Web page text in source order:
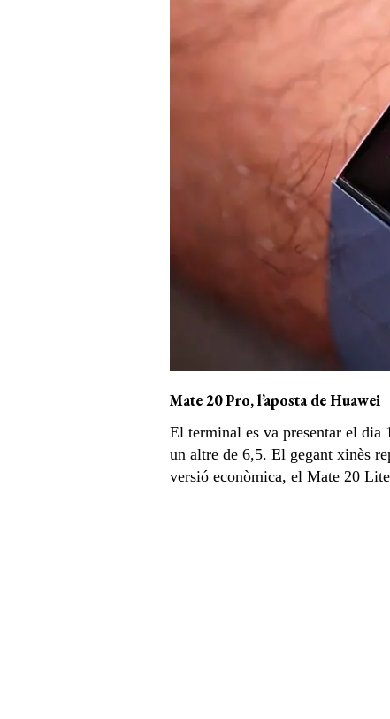
Mate 20 Pro, l’aposta de Huawei
El terminal es va presentar el dia
un altre de 6,5. El gegant xinès
versió econòmica, el Mate 20